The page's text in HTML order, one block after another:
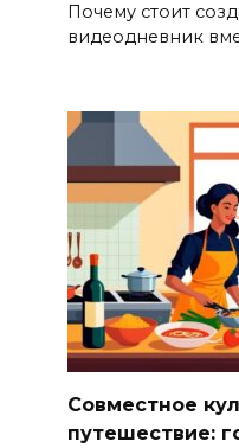
Почему стоит
видеодневник
Совместное
путешествие: